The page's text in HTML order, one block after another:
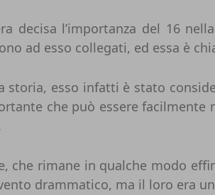
decisa l’importanza del 16
ad esso collegati, ed essa è
storia, esso infatti è stato
che può essere
che rimane in qualche modo
drammatico, ma il loro era